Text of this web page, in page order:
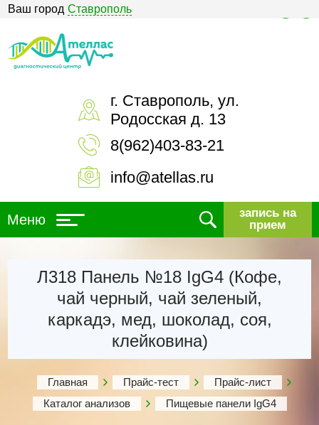
Ваш город Ставрополь
г. Ставрополь, ул.
Родосская д. 13
8(962)403-83-21
info@atellas.ru
Меню
запись на
прием
Л318 Панель №18 IgG4 (Кофе,
чай черный, чай зеленый,
каркадэ, мед, шоколад, соя,
клейковина)
Главная Прайс-тест
Прайс-лист
Каталог анализов
Пищевые панели IgG4